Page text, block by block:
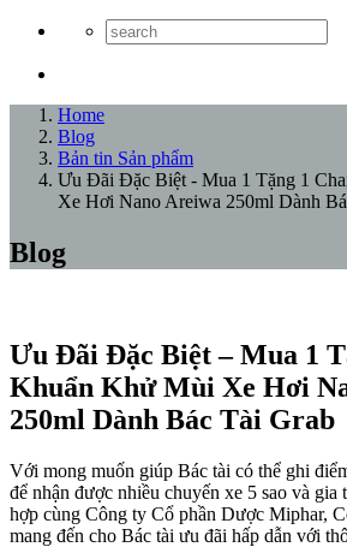
Home
Blog
Bản tin Sản phẩm
Ưu Đãi Đặc Biệt - Mua 1 Tặng 1
Xe Hơi Nano Areiwa 250ml Dành
Blog
Ưu Đãi Đặc Biệt – Mua 1
Khuẩn Khử Mùi Xe Hơi
250ml Dành Bác Tài Grab
Với mong muốn giúp Bác tài có thể ghi
để nhận được nhiều chuyến xe 5 sao và gia
hợp cùng Công ty Cổ phần Dược Miphar,
mang đến cho Bác tài ưu đãi hấp dẫn với